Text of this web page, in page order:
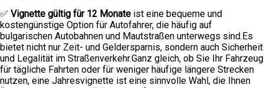
✅ Vignette gültig für 12 Monate ist eine bequeme und
kostengünstige Option für Autofahrer, die häufig auf
bulgarischen Autobahnen und Mautstraßen unterwegs sind.Es
bietet nicht nur Zeit- und Geldersparnis, sondern auch Sicherheit
und Legalität im Straßenverkehr.Ganz gleich, ob Sie Ihr Fahrzeug
für tägliche Fahrten oder für weniger häufige längere Strecken
nutzen, eine Jahresvignette ist eine sinnvolle Wahl, die Ihnen